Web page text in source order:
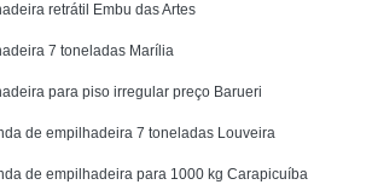
retrátil Embu das Artes
7 toneladas Marília
para piso irregular preço Barueri
de empilhadeira 7 toneladas Louveira
de empilhadeira para 1000 kg Carapicuíba